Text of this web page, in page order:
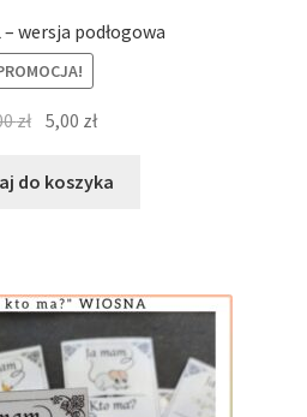
wersja podłogowa
zł Pierwotna
wynosiła:
5,00 złAktualna
wynosi:
do koszyka